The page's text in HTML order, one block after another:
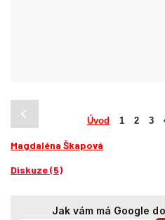
Úvod 1 2 3
Magdaléna Škapová
Diskuze (5)
Jak vám má Google